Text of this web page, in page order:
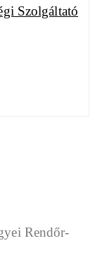
Rendőr-